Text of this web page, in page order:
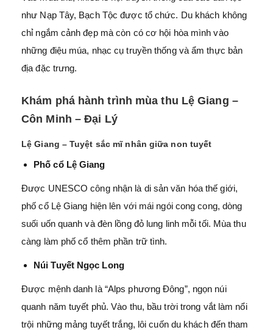
như Nạp Tây, Bạch Tộc được tổ chức. Du khách không
chỉ ngắm cảnh đẹp mà còn có cơ hội hòa mình vào
những điệu múa, nhạc cụ truyền thống và ẩm thực bản
địa đặc trưng.
Khám phá hành trình mùa thu Lệ Giang –
Côn Minh – Đại Lý
Lệ Giang – Tuyệt sắc mĩ nhân giữa non tuyết
Phố cổ Lệ Giang
Được UNESCO công nhận là di sản văn hóa thế giới,
phố cổ Lệ Giang hiện lên với mái ngói cong cong, dòng
suối uốn quanh và đèn lồng đỏ lung linh mỗi tối. Mùa thu
càng làm phố cổ thêm phần trữ tình.
Núi Tuyết Ngọc Long
Được mệnh danh là “Alps phương Đông”, ngọn núi
quanh năm tuyết phủ. Vào thu, bầu trời trong vắt làm nổi
trội những mảng tuyết trắng, lôi cuốn du khách đến tham